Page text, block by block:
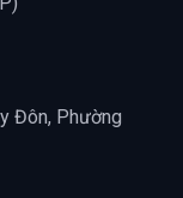
Đôn, Phường